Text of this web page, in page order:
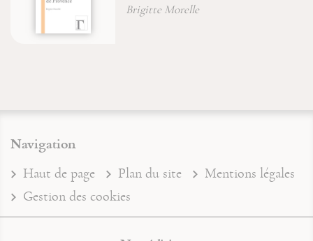
Brigitte Morelle
Navigation
Haut de page Plan du site
Mentions légales
Gestion des cookies